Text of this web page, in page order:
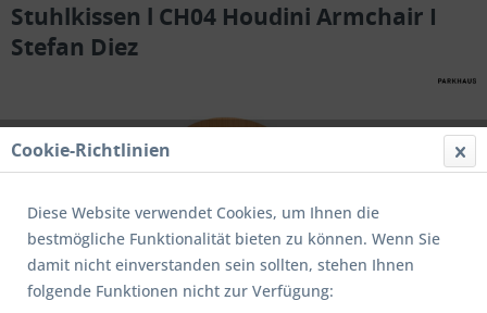
Stuhlkissen l CH04 Houdini Armchair I
Stefan Diez
Cookie-Richtlinien
Diese Website verwendet Cookies, um Ihnen die
bestmögliche Funktionalität bieten zu können. Wenn Sie
damit nicht einverstanden sein sollten, stehen Ihnen
folgende Funktionen nicht zur Verfügung: